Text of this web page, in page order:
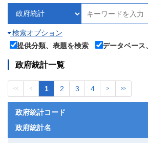
検索オプション
提供分類、表題を検索
データベース
政府統計一覧
<< < 1 2 3 4 > >>
政府統計コード
政府統計名